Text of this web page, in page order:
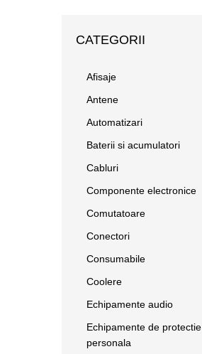
CATEGORII
Afisaje
Antene
Automatizari
Baterii si acumulatori
Cabluri
Componente electronice
Comutatoare
Conectori
Consumabile
Coolere
Echipamente audio
Echipamente de protectie
personala